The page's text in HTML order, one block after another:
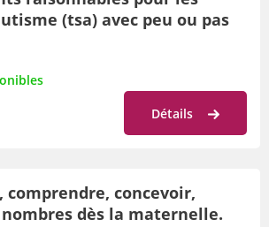
(tsa) avec peu ou pas
Détails
comprendre, concevoir,
dès la maternelle.